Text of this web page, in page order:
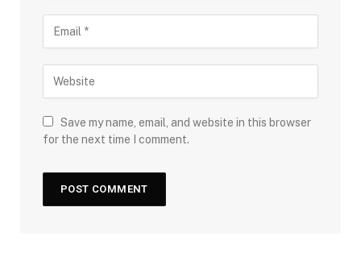
Save my name, email, and website in this browser
for the next time I comment.